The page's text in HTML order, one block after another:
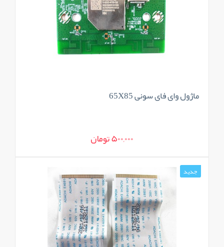
ماژول وای فای سونی 65X85
500,000 تومان
جدید